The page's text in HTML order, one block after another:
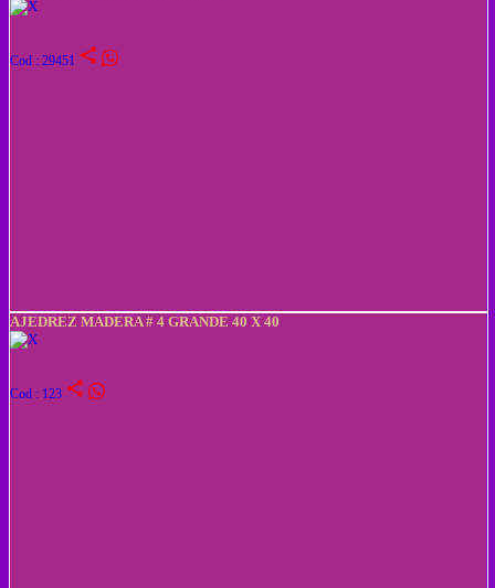
Cod : 29451 share
AJEDREZ MADERA # 4 GRANDE 40 X 40
Cod : 123 share